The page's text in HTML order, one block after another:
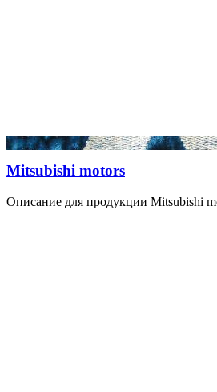
Mitsubishi motors
Описание для продукции Mitsubishi